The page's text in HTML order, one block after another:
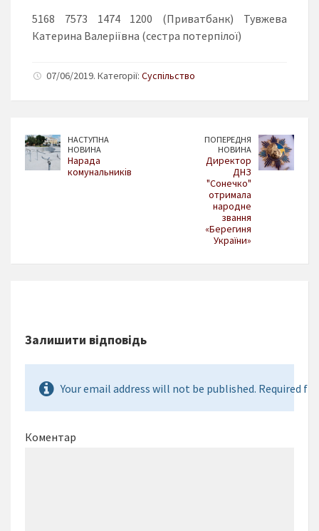
5168 7573 1474 1200 (Приватбанк) Тувжева
Катерина Валеріївна (сестра потерпілої)
07/06/2019. Категорії: Суспільство
НАСТУПНА
НОВИНА
Нарада
комунальників
ПОПЕРЕДНЯ
НОВИНА
Директор
ДНЗ
"Сонечко"
отримала
народне
звання
«Берегиня
України»
Залишити відповідь
Your email address will not be published. Required
Коментар